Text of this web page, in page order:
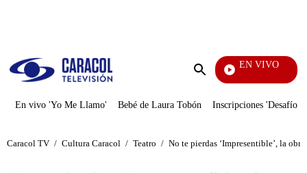
Enviar
EN VIVO
También Caerás
En vivo 'Yo Me Llamo' Bebé de Laura Tobón Inscripciones 'Desafío'
Caracol TV / Cultura Caracol / Teatro / No te pierdas ‘Impresentible’, la